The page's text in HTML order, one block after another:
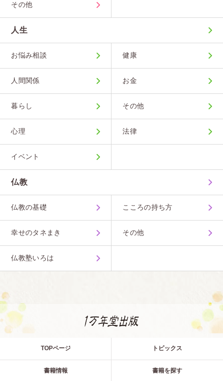
その他
人生
お悩み相談 健康
人間関係 お金
暮らし その他
心理 法律
イベント
仏教
仏教の基礎 こころの持ち方
幸せのタネまき その他
仏教塾いろは
TOPページ トピックス
書籍情報 書籍を探す